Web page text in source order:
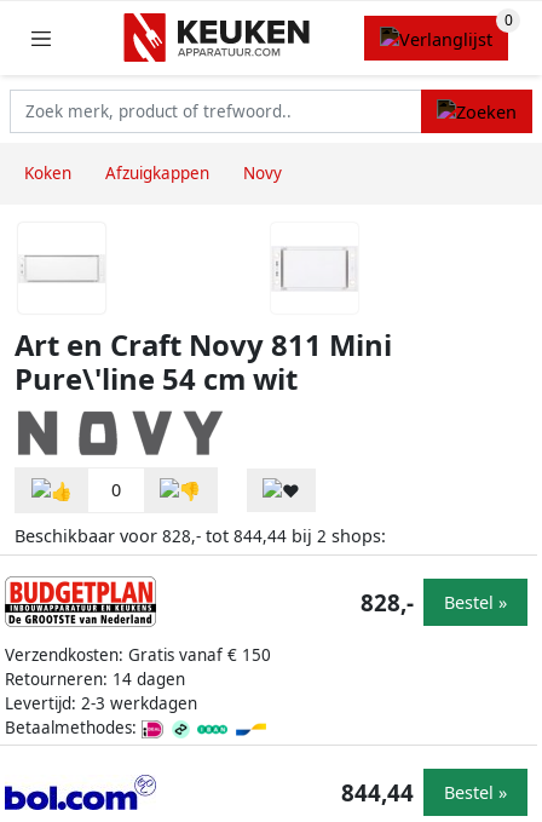
Koken Afzuigkappen Novy
Art en Craft Novy 811 Mini
Pure\'line 54 cm wit
0
Beschikbaar voor 828,- tot 844,44 bij 2 shops:
Verzendkosten: Gratis vanaf € 150
Retourneren: 14 dagen
Levertijd: 2-3 werkdagen
Betaalmethodes:
828,- Bestel »
844,44 Bestel »